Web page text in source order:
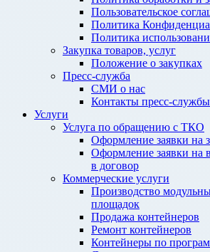
Пользовательское
Политика
Политика
Закупка товаров, услуг
Положение о закупках
Пресс-служба
СМИ о нас
Контакты пресс-службы
Услуги
Услуга по обращению с ТКО
Оформление заявки на
Оформление заявки на
в договор
Коммерческие услуги
Производство
площадок
Продажа контейнеров
Ремонт контейнеров
Контейнеры по